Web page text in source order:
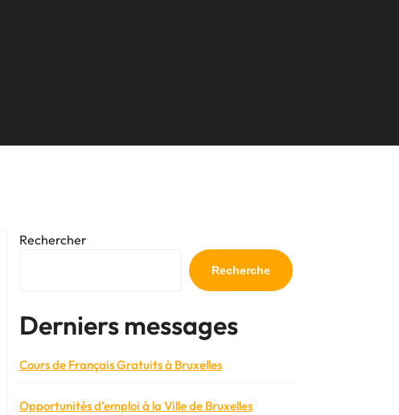
Rechercher
Recherche
Derniers messages
Cours de Français Gratuits à Bruxelles
Opportunités d’emploi à la Ville de Bruxelles